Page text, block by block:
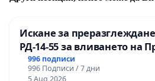
Искане за
РД-14-55 за вливането на
гимназия по промишлени
Професионалната
996 подписи
996 Подписи / 7 дни